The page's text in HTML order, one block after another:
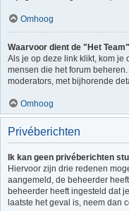
Omhoog
Waarvoor dient de "Het
Als je op deze link klikt, kom je
mensen die het forum
moderators, met bijhorende
Omhoog
Privéberichten
Ik kan geen privéberichten
Hiervoor zijn drie redenen
aangemeld, de beheerder
beheerder heeft ingesteld dat
laatste het geval is, neem dan